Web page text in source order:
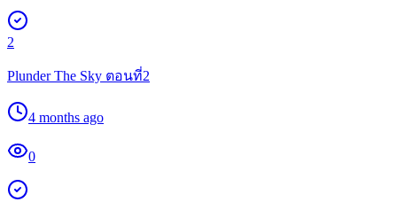
2
Plunder The Sky ตอนที่2
4 months ago
0